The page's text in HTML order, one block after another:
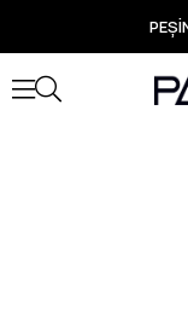
TÜM
Yeni